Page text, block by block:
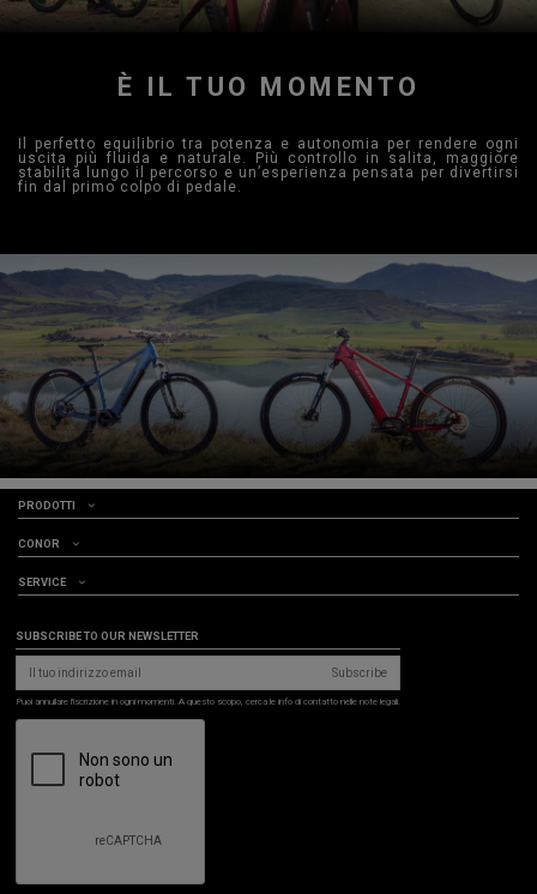
È IL TUO MOMENTO
Il perfetto equilibrio tra potenza e autonomia per rendere ogni
uscita più fluida e naturale. Più controllo in salita, maggiore
stabilità lungo il percorso e un’esperienza pensata per divertirsi
fin dal primo colpo di pedale.
PRODOTTI
CONOR
SERVICE
SUBSCRIBE TO OUR NEWSLETTER
Subscribe
Puoi annullare l'iscrizione in ogni momenti. A questo scopo, cerca le info di contatto nelle note legali.